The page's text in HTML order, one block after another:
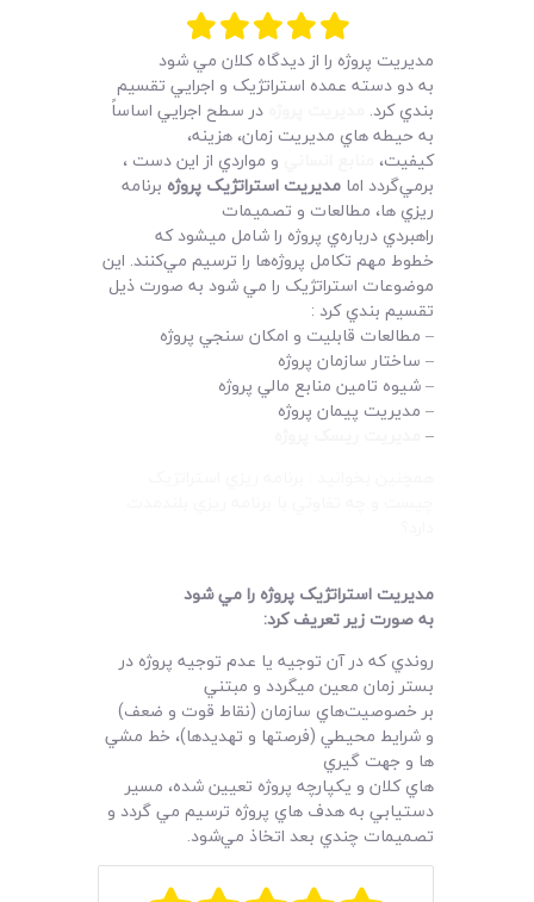
مديريت پروژه را از ديدگاه کلان مي شود
به دو دسته عمده استراتژيک و اجرايي تقسيم
بندي کرد.
در سطح اجرايي اساساً
به حيطه هاي مديريت زمان، هزينه،
کيفيت،
و مواردي از اين دست ،
برمي‌گردد اما مديريت استراتژيک پروژه برنامه
ريزي ها، مطالعات و تصميمات
راهبردي درباره‌ي پروژه را شامل ميشود که
خطوط مهم تکامل پروژه‌ها را ترسيم مي‌کنند. اين
موضوعات استراتژيک را مي شود به صورت ذيل
تقسيم بندي کرد :
– مطالعات قابليت و امکان سنجي پروژه
– ساختار سازمان پروژه
– شيوه تامين منابع مالي پروژه
– مديريت پيمان پروژه
–
مديريت استراتژيک پروژه را مي شود
به صورت زير تعريف کرد:
روندي که در آن توجيه يا عدم توجيه پروژه در
بستر زمان معين ميگردد و مبتني
بر خصوصيت‌هاي سازمان (نقاط قوت و ضعف)
و شرايط محيطي (فرصتها و تهديد‌ها)، خط مشي
ها و جهت گيري
هاي کلان و يکپارچه پروژه تعيين شده، مسير
دستيابي به هدف هاي پروژه ترسيم مي گردد و
تصميمات چندي بعد اتخاذ مي‌شود.